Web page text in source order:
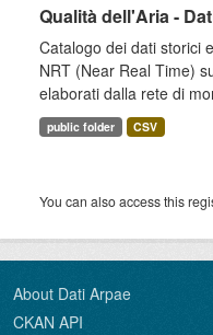
Qualità dell'Aria -
Catalogo dei dati storici
NRT (Near Real Time)
elaborati dalla rete di
public folder CSV
You can also access this
About Dati Arpae
CKAN API